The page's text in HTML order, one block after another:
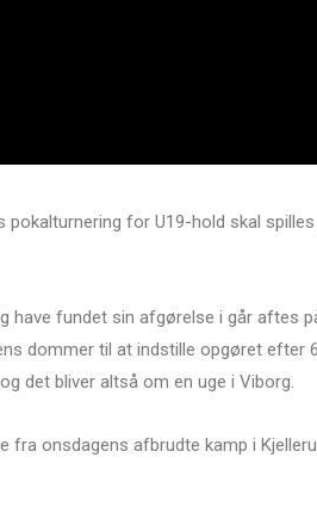
pokalturnering for U19-hold skal
have fundet sin afgørelse i går aftes
dommer til at indstille opgøret efter
det bliver altså om en uge i Viborg.
fra onsdagens afbrudte kamp i